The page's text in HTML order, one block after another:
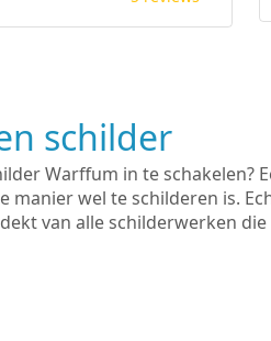
schilder
Warffum in te
manier wel te schilderen is.
van alle schilderwerken